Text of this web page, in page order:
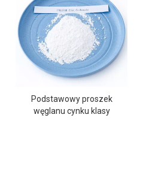
Podstawowy proszek
węglanu cynku klasy